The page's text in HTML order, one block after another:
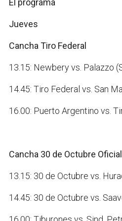
El programa
Jueves
Cancha Tiro Federal
13.15: Newbery vs. Palazzo
14.45: Tiro Federal vs. San
16.00: Puerto Argentino vs.
Cancha 30 de Octubre Oficial
13.15: 30 de Octubre vs.
14.45: 30 de Octubre vs.